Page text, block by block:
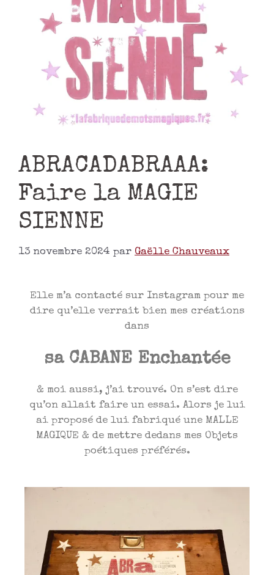
ABRACADABRAAA:
Faire la MAGIE
SIENNE
13 novembre 2024 par Gaëlle Chauveaux
Elle m’a contacté sur Instagram pour me
dire qu’elle verrait bien mes créations
dans
sa CABANE Enchantée
& moi aussi, j’ai trouvé. On s’est dire
qu’on allait faire un essai. Alors je lui
ai proposé de lui fabriqué une MALLE
MAGIQUE & de mettre dedans mes Objets
poétiques préférés.